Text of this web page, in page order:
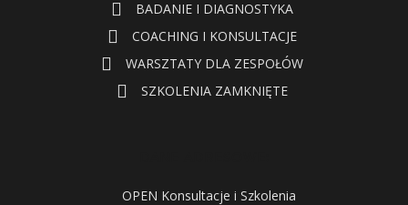
BADANIE I DIAGNOSTYKA
COACHING I KONSULTACJE
WARSZTATY DLA ZESPOŁÓW
SZKOLENIA ZAMKNIĘTE
OPEN Konsultacje i Szkolenia